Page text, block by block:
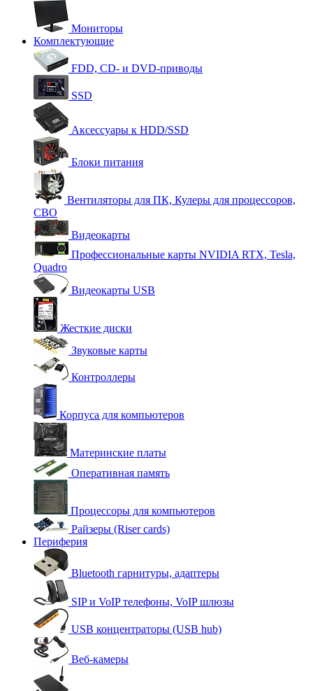
Мониторы
Комплектующие
FDD, CD- и DVD-приводы
SSD
Аксессуары к HDD/SSD
Блоки питания
Вентиляторы для ПК, Кулеры для процессоров,
СВО
Видеокарты
Профессиональные карты NVIDIA RTX, Tesla,
Quadro
Видеокарты USB
Жесткие диски
Звуковые карты
Контроллеры
Корпуса для компьютеров
Материнские платы
Оперативная память
Процессоры для компьютеров
Райзеры (Riser cards)
Периферия
Bluetooth гарнитуры, адаптеры
SIP и VoIP телефоны, VoIP шлюзы
USB концентраторы (USB hub)
Веб-камеры